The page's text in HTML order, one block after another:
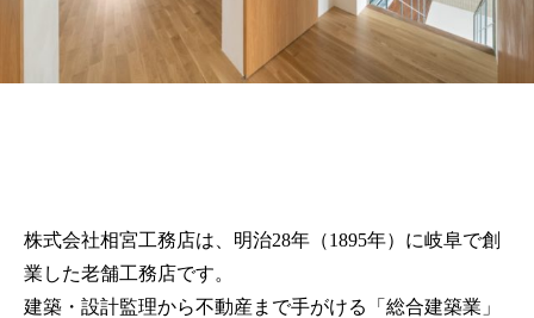
株式会社相宮工務店は、 明治28年（1895年）に岐阜で創
業した老舗工務店です。
建築・設計監理から不動産まで手がける「総合建築業」